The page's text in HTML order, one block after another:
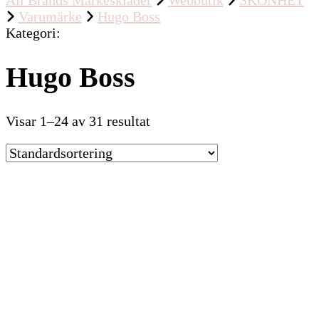
Varumärke
Hugo Boss
Kategori:
Hugo Boss
Visar 1–24 av 31 resultat